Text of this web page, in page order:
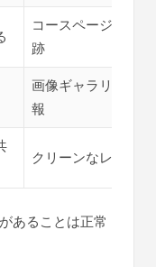
コースページ、メ
跡
画像ギャラリー、
報
クリーンなレイア
あることは正常